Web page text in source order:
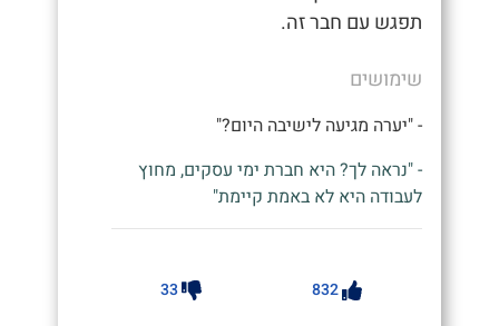
תפגש עם חבר זה.
שימושים
- "יערה מגיעה לישיבה היום?"
- "נראה לך? היא חברת ימי עסקים, מחוץ
לעבודה היא לא באמת קיימת"
832
33